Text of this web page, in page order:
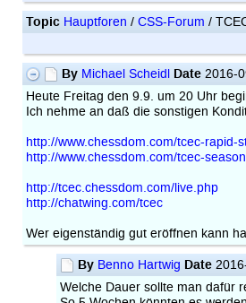
Topic Hauptforen / CSS-Forum /
By Michael Scheidl Date2016-
Heute Freitag den 9.9. um 20 Uhr
Ich nehme an daß die sonstigen
http://www.chessdom.com/tcec-rapid-
http://www.chessdom.com/tcec-
http://tcec.chessdom.com/live.php
http://chatwing.com/tcec
Wer eigenständig gut eröffnen kann
By Benno Hartwig Date
Welche Dauer sollte man dafür